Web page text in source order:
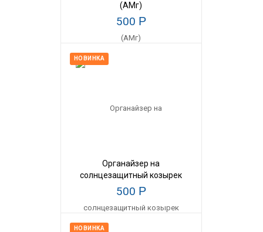
(АМг)
500 Р
НОВИНКА
Органайзер на
солнцезащитный козырек
500 Р
НОВИНКА